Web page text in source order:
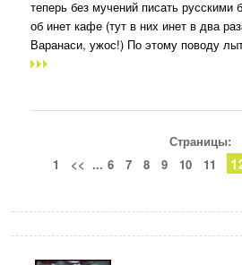
теперь без мучений писать русскими
об инет кафе (тут в них инет в два
Варанаси, ужос!) По этому поводу
Страницы:
1
<< ... 6 7 8 9 10 11